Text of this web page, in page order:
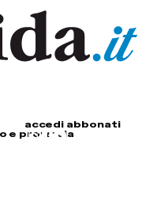
accedi abbonati
e provincia